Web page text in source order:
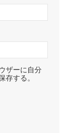
ザーに自分
存する。